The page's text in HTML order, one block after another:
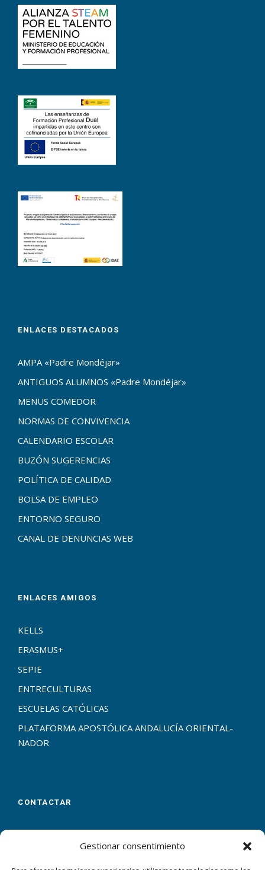
Gestionar consentimiento
ENLACES DESTACADOS
AMPA «Padre Mondéjar»
ANTIGUOS ALUMNOS «Padre Mondéjar»
MENUS COMEDOR
NORMAS DE CONVIVENCIA
CALENDARIO ESCOLAR
BUZÓN SUGERENCIAS
POLÍTICA DE CALIDAD
BOLSA DE EMPLEO
ENTORNO SEGURO
CANAL DE DENUNCIAS WEB
ENLACES AMIGOS
KELLS
ERASMUS+
SEPIE
ENTRECULTURAS
ESCUELAS CATÓLICAS
PLATAFORMA APOSTÓLICA ANDALUCÍA ORIENTAL-
NADOR
CONTACTAR